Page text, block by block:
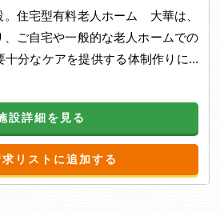
。住宅型有料老人ホーム 大華は、
ご自宅や一般的な老人ホームでの
分なケアを提供する体制作りに...
設詳細を見る
リストに追加する